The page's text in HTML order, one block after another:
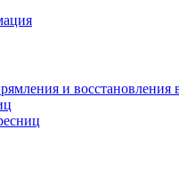
и восстановления